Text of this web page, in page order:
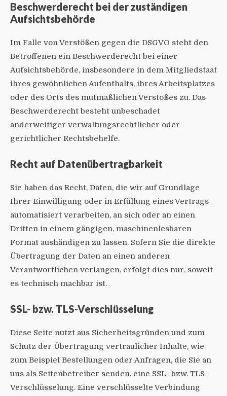
Beschwerde­recht bei der zuständigen
Aufsichts­behörde
Im Falle von Verstößen gegen die DSGVO steht den
Betroffenen ein Beschwerderecht bei einer
Aufsichtsbehörde, insbesondere in dem Mitgliedstaat
ihres gewöhnlichen Aufenthalts, ihres Arbeitsplatzes
oder des Orts des mutmaßlichen Verstoßes zu. Das
Beschwerderecht besteht unbeschadet
anderweitiger verwaltungsrechtlicher oder
gerichtlicher Rechtsbehelfe.
Recht auf Daten­übertrag­barkeit
Sie haben das Recht, Daten, die wir auf Grundlage
Ihrer Einwilligung oder in Erfüllung eines Vertrags
automatisiert verarbeiten, an sich oder an einen
Dritten in einem gängigen, maschinenlesbaren
Format aushändigen zu lassen. Sofern Sie die direkte
Übertragung der Daten an einen anderen
Verantwortlichen verlangen, erfolgt dies nur, soweit
es technisch machbar ist.
SSL- bzw. TLS-Verschlüsselung
Diese Seite nutzt aus Sicherheitsgründen und zum
Schutz der Übertragung vertraulicher Inhalte, wie
zum Beispiel Bestellungen oder Anfragen, die Sie an
uns als Seitenbetreiber senden, eine SSL- bzw. TLS-
Verschlüsselung. Eine verschlüsselte Verbindung